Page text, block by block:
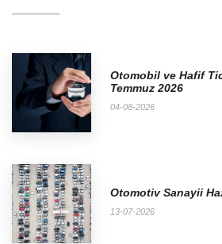
Otomobil ve Hafif
Temmuz 2026
04-08-2026
Otomotiv Sanayii
13-07-2026